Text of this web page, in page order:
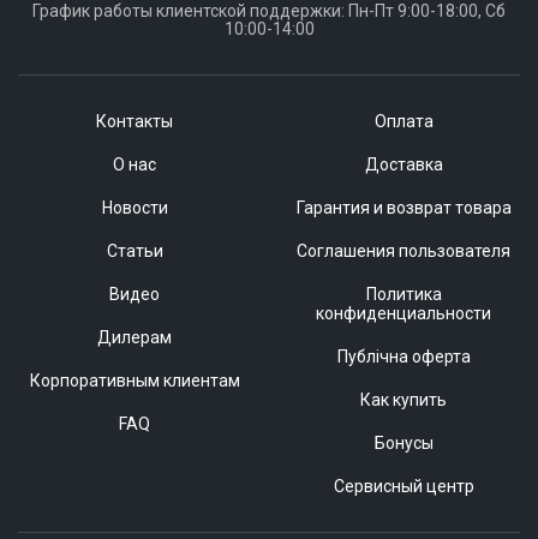
Контакты
О нас
Новости
Статьи
Видео
Дилерам
Корпоративным клиентам
FAQ
Оплата
Доставка
Гарантия и возврат товара
Соглашения пользователя
Политика
конфиденциальности
Публічна оферта
Как купить
Бонусы
Сервисный центр
График работы клиентской поддержки: Пн-Пт 9:00-18:00, Сб
10:00-14:00